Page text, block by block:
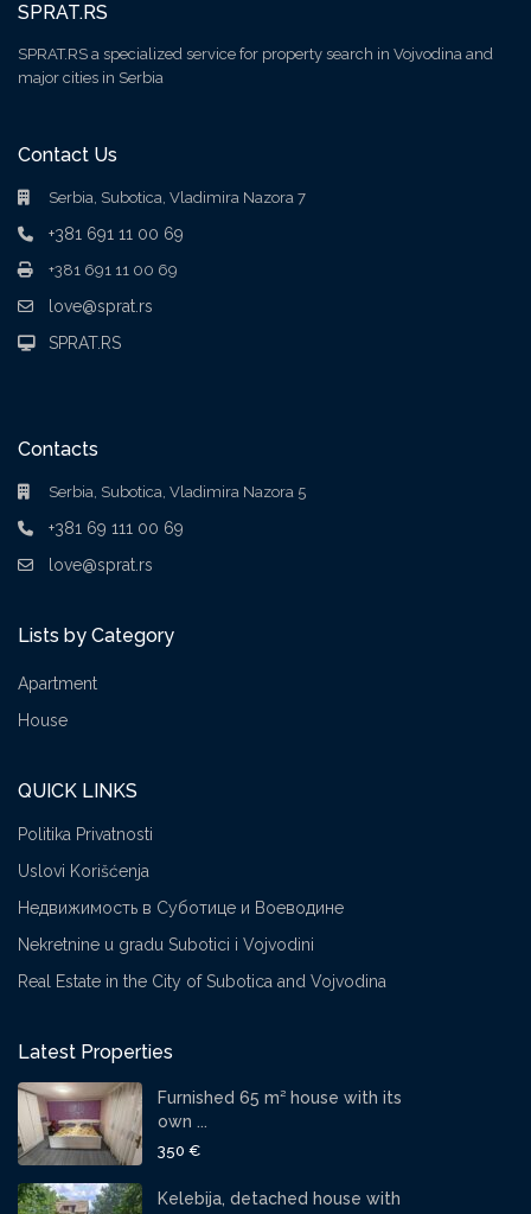
SPRAT.RS
SPRAT.RS a specialized service for property search in Vojvodina and
major cities in Serbia
Contact Us
Serbia, Subotica, Vladimira Nazora 7
+381 691 11 00 69
+381 691 11 00 69
love@sprat.rs
SPRAT.RS
Contacts
Serbia, Subotica, Vladimira Nazora 5
+381 69 111 00 69
love@sprat.rs
Lists by Category
Apartment
House
QUICK LINKS
Politika Privatnosti
Uslovi Korišćenja
Недвижимость в Суботице и Воеводине
Nekretnine u gradu Subotici i Vojvodini
Real Estate in the City of Subotica and Vojvodina
Latest Properties
Furnished 65 m² house with its
own ...
350 €
Kelebija, detached house with